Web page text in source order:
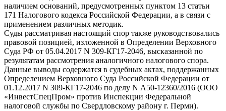
наличием оснований, предусмотренных пунктом 13 статьи
171 Налогового кодекса Российской Федерации, а в связи с
применением различных методик.
Суды рассматривая настоящий спор также руководствовались
правовой позицией, изложенной в Определении Верховного
Суда РФ от 05.04.2017 N 309-КГ17-2046, высказанной по
результатам рассмотрения аналогичного налогового спора.
Данные выводы содержатся в судебных актах, поддержанных
Определением Верховного Суда Российской Федерации от
01.12.2017 N 309-КГ17-2046 по делу N А50-12360/2016 (ООО
«ИнвестСпецПром» против Инспекции Федеральной
налоговой службы по Свердловскому району г. Перми).